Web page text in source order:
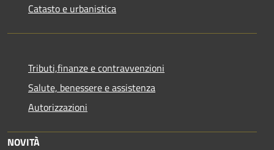
Catasto e urbanistica
Tributi,finanze e contravvenzioni
Salute, benessere e assistenza
Autorizzazioni
NOVITÀ